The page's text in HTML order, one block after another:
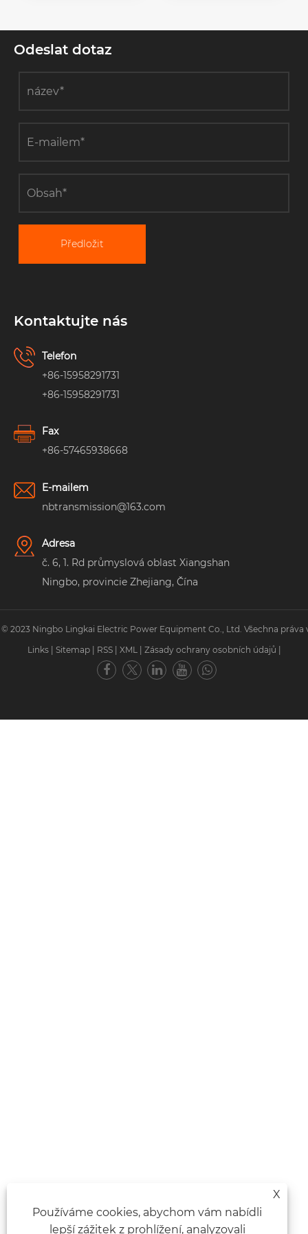
Odeslat dotaz
Předložit
Kontaktujte nás
Telefon
+86-15958291731
+86-15958291731
Fax
+86-57465938668
E-mailem
nbtransmission@163.com
Adresa
č. 6, 1. Rd průmyslová oblast Xiangshan
Ningbo, provincie Zhejiang, Čína
2023 Ningbo Lingkai Electric Power Equipment Co., Ltd. Všechna práva
Links
Sitemap RSS XML Zásady ochrany osobních údajů
X
Používáme cookies, abychom vám nabídli
lepší zážitek z prohlížení, analyzovali